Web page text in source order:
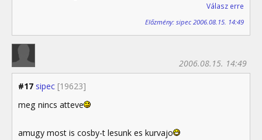
Válasz erre
Előzmény: sipec 2006.08.15. 14:49
#17 sipec [19623]
2006.08.15. 14:49
meg nincs atteve
amugy most is cosby-t lesunk es kurvajo